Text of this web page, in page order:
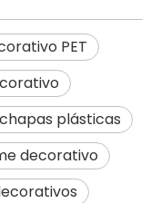
PET
plásticas
decorativo